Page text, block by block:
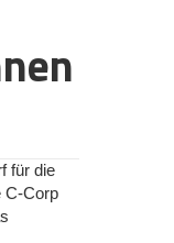
für die
C-Corp